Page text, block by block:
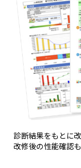
診断結果をもとに
改修後の性能確認も